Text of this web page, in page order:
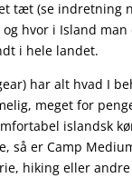
tæt (se indretning
hvor i Island man
i hele landet.
har alt hvad I
meget for
islandsk
så er Camp
hiking eller